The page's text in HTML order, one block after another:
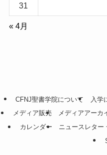
31
« 4月
CFNJ聖書学院について 入学
メディア販売
メディアアーカ
カレンダー
ニュースレター